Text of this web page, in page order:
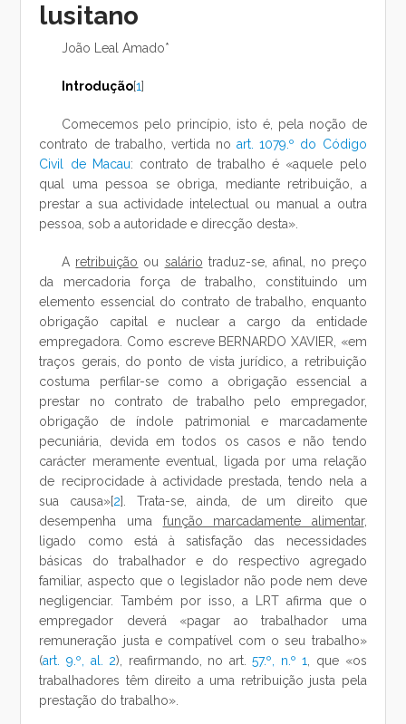
lusitano
João Leal Amado*
Introdução[1]
Comecemos pelo princípio, isto é, pela noção de
contrato de trabalho, vertida noart. 1079.º do Código
Civil de Macau: contrato de trabalho é «aquele pelo
qual uma pessoa se obriga, mediante retribuição, a
prestar a sua actividade intelectual ou manual a outra
pessoa, sob a autoridade e direcção desta».
A retribuição ou salário traduz-se, afinal, no preço
da mercadoria força de trabalho, constituindo um
elemento essencial do contrato de trabalho, enquanto
obrigação capital e nuclear a cargo da entidade
empregadora. Como escreve BERNARDO XAVIER, «em
traços gerais, do ponto de vista jurídico, a retribuição
costuma perfilar-se como a obrigação essencial a
prestar no contrato de trabalho pelo empregador,
obrigação de índole patrimonial e marcadamente
pecuniária, devida em todos os casos e não tendo
carácter meramente eventual, ligada por uma relação
de reciprocidade à actividade prestada, tendo nela a
sua causa»[2]. Trata-se, ainda, de um direito que
desempenha uma função marcadamente alimentar,
ligado como está à satisfação das necessidades
básicas do trabalhador e do respectivo agregado
familiar, aspecto que o legislador não pode nem deve
negligenciar. Também por isso, a LRT afirma que o
empregador deverá «pagar ao trabalhador uma
remuneração justa e compatível com o seu trabalho»
(art. 9.º, al. 2), reafirmando, no art.57.º, n.º 1
, que «os
trabalhadores têm direito a uma retribuição justa pela
prestação do trabalho».